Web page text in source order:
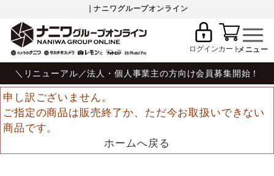
｜ナニワグループオンライン
ログインカート
＼リニューアル／法人・個人事業主の方向け会員募集開始！
申し訳ございません。
ご指定の商品は販売終了か、ただ今お取扱いできない
商品です。
ホームへ戻る